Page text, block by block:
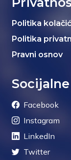
Politika
Politika
Pravni osnov
Facebook
Instagram
LinkedIn
Twitter